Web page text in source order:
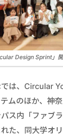
Design Sprint」
は、Circular
ムのほか、神
ス内「ファブ
た、同大学オ